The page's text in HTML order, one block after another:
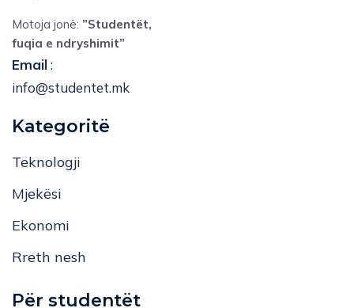
Motoja jonë: ”Studentët,
fuqia e ndryshimit”
Email:
info@studentet.mk
Kategoritë
Teknologji
Mjekësi
Ekonomi
Rreth nesh
Për studentët